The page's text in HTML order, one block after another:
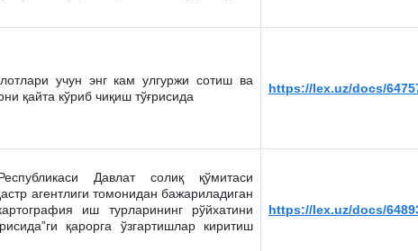
учун энг кам улгуржи сотиш ва
қайта кўриб чиқиш тўғрисида
https://lex.uz/docs/
Давлат солиқ қўмитаси
агентлиги томонидан бажариладиган
иш турларининг рўйхатини
қарорга ўзгартишлар киритиш
https://lex.uz/docs/